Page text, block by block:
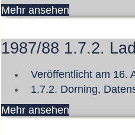
Mehr ansehen
1987/88 1.7.2.
Veröffentlicht am 16.
1.7.2. Dorning,
Mehr ansehen